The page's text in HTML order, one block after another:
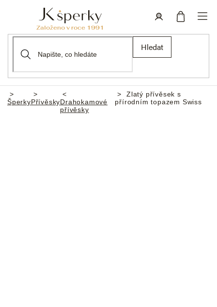
Hledat
Domů
ŠperkyPřívěskyDrahokamové
přívěsky
Zlatý přívěsek s
přírodním topazem Swiss